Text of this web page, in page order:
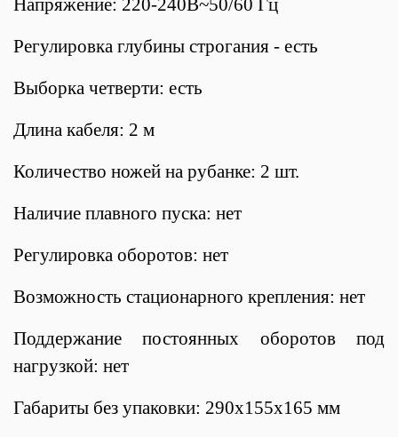
Напряжение: 220-240В~50/60 Гц
Регулировка глубины строгания - есть
Выборка четверти: есть
Длина кабеля: 2 м
Количество ножей на рубанке: 2 шт.
Наличие плавного пуска: нет
Регулировка оборотов: нет
Возможность стационарного крепления: нет
Поддержание постоянных оборотов под
нагрузкой: нет
Габариты без упаковки: 290х155х165 мм